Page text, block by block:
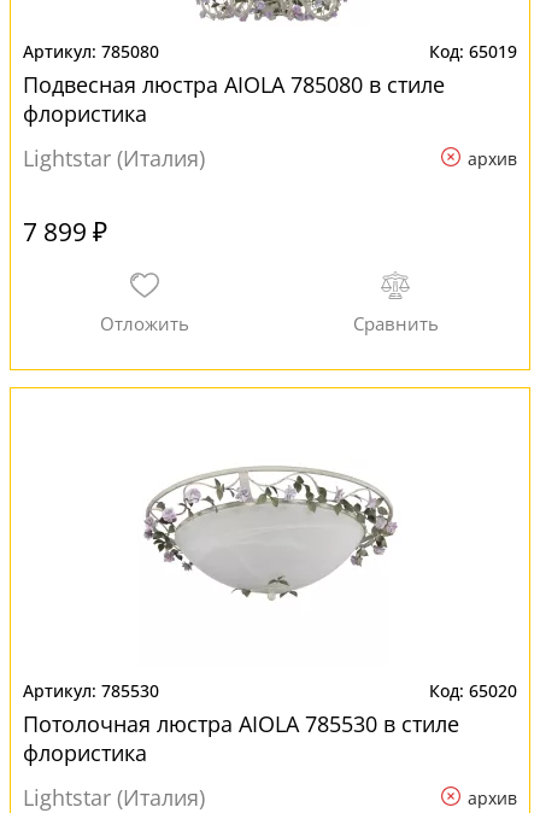
785080 65019
Подвесная люстра AIOLA 785080 в стиле
флористика
Lightstar (Италия)
архив
7 899 ₽
785530 65020
Потолочная люстра AIOLA 785530 в стиле
флористика
Lightstar (Италия)
архив